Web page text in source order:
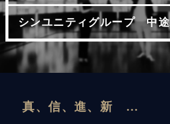
シンユニティグループ 中
真、信、進、新 …